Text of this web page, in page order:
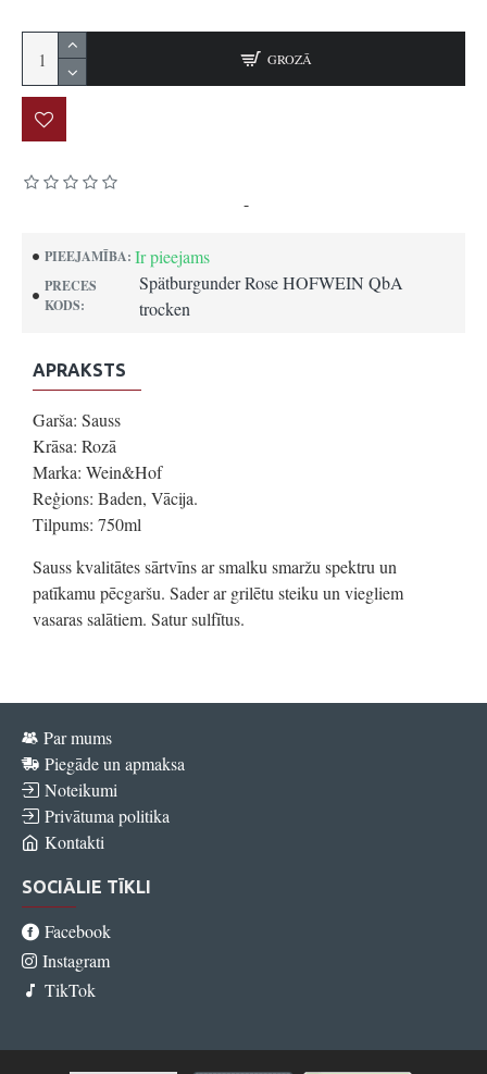
PIEEJAMĪBA: Ir pieejams
PRECES
KODS:
Spätburgunder Rose HOFWEIN QbA
trocken
-
GROZĀ
APRAKSTS
Garša: Sauss
Krāsa: Rozā
Marka: Wein&Hof
Reģions: Baden, Vācija.
Tilpums: 750ml
Sauss kvalitātes sārtvīns ar smalku smaržu spektru un
patīkamu pēcgaršu. Sader ar grilētu steiku un viegliem
vasaras salātiem. Satur sulfītus.
Par mums
Piegāde un apmaksa
Noteikumi
Privātuma politika
Kontakti
SOCIĀLIE TĪKLI
Facebook
Instagram
TikTok